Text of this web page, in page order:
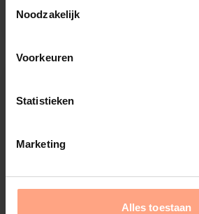
Noodzakelijk
Voorkeuren
Statistieken
Marketing
Alles toestaan
€2.799,-